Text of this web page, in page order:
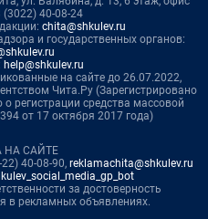
(3022) 40-08-24
chita@shkulev.ru
и государственных органов:
help@shkulev.ru
на сайте до 26.07.2022,
Чита.Ру (Зарегистрировано
регистрации средства массовой
от 17 октября 2017 года)
НА САЙТЕ
40-08-90, reklamachita@shkulev.ru
за достоверность
в рекламных объявлениях.